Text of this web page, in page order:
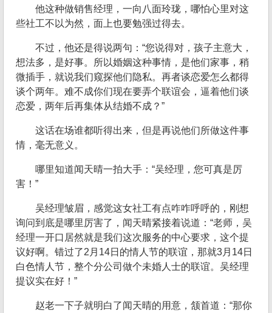
他这种做销售经理，一向八面玲珑，哪怕心里对这
些社工不以为然，面上也要勉强过得去。
不过，他还是得说两句：“您说得对，孩子主意大，
想法多，是好事。所以婚姻这种事情，是他们家事，稍
微插手，就说我们窥探他们隐私。再者谈恋爱怎么都得
谈个两年。难不成你们现在要弄个联谊会，逼着他们谈
恋爱，两年后再集体从结婚不成？”
这话在场谁都听得出来，但是再说他们所做这件事
情，毫无意义。
哪里知道闻天晴一拍大手：“吴经理，您可真是厉
害！”
吴经理皱眉，感觉这女社工有点咋咋呼呼的，刚想
询问到底是哪里厉害了，闻天晴紧接着说道：“老师，吴
经理一开口居然就是我们这次服务的中心要求，这个提
议好啊。错过了2月14日的情人节的联谊，那就3月14日
白色情人节，整个分公司做个未婚人士的联谊。吴经理
提议实在好！”
赵老一下子就明白了闻天晴的用意，颔首道：“那你